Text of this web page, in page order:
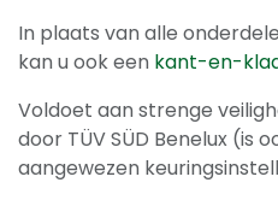
In plaats van alle
kan u ook een kant-en-
Voldoet aan strenge
door TÜV SÜD Benelux (is
aangewezen